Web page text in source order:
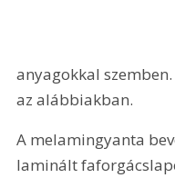
anyagokkal
az alábbiakban.
A melamingyanta
laminált